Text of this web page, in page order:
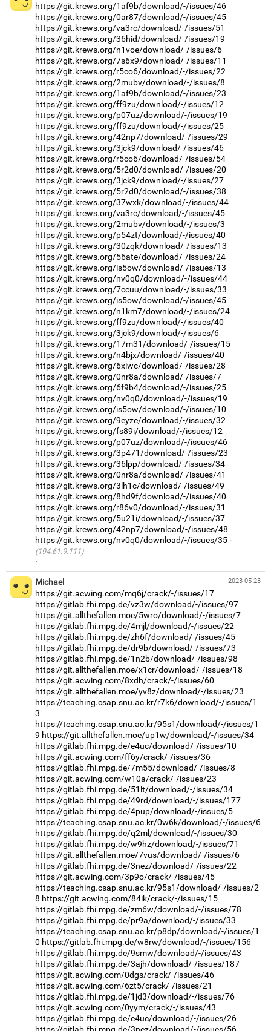
https://git.krews.org/1af9b/download/-/issues/46
https://git.krews.org/0ar87/download/-/issues/45
https://git.krews.org/va3rc/download/-/issues/51
https://git.krews.org/36hid/download/-/issues/19
https://git.krews.org/n1voe/download/-/issues/6
https://git.krews.org/7s6x9/download/-/issues/11
https://git.krews.org/r5co6/download/-/issues/22
https://git.krews.org/2mubv/download/-/issues/8
https://git.krews.org/1af9b/download/-/issues/23
https://git.krews.org/ff9zu/download/-/issues/12
https://git.krews.org/p07uz/download/-/issues/19
https://git.krews.org/ff9zu/download/-/issues/25
https://git.krews.org/42np7/download/-/issues/29
https://git.krews.org/3jck9/download/-/issues/46
https://git.krews.org/r5co6/download/-/issues/54
https://git.krews.org/5r2d0/download/-/issues/20
https://git.krews.org/3jck9/download/-/issues/27
https://git.krews.org/5r2d0/download/-/issues/38
https://git.krews.org/37wxk/download/-/issues/44
https://git.krews.org/va3rc/download/-/issues/45
https://git.krews.org/2mubv/download/-/issues/3
https://git.krews.org/p54zt/download/-/issues/40
https://git.krews.org/30zqk/download/-/issues/13
https://git.krews.org/56ate/download/-/issues/24
https://git.krews.org/is5ow/download/-/issues/13
https://git.krews.org/nv0q0/download/-/issues/44
https://git.krews.org/7ccuu/download/-/issues/33
https://git.krews.org/is5ow/download/-/issues/45
https://git.krews.org/n1km7/download/-/issues/24
https://git.krews.org/ff9zu/download/-/issues/40
https://git.krews.org/3jck9/download/-/issues/6
https://git.krews.org/17m31/download/-/issues/15
https://git.krews.org/n4bjx/download/-/issues/40
https://git.krews.org/6xiwc/download/-/issues/28
https://git.krews.org/0nr8a/download/-/issues/7
https://git.krews.org/6f9b4/download/-/issues/25
https://git.krews.org/nv0q0/download/-/issues/19
https://git.krews.org/is5ow/download/-/issues/10
https://git.krews.org/9eyze/download/-/issues/32
https://git.krews.org/fs89i/download/-/issues/12
https://git.krews.org/p07uz/download/-/issues/46
https://git.krews.org/3p471/download/-/issues/23
https://git.krews.org/36lpp/download/-/issues/34
https://git.krews.org/0nr8a/download/-/issues/41
https://git.krews.org/3lh1c/download/-/issues/49
https://git.krews.org/8hd9f/download/-/issues/40
https://git.krews.org/r86v0/download/-/issues/31
https://git.krews.org/5u21i/download/-/issues/37
https://git.krews.org/42np7/download/-/issues/48
https://git.krews.org/nv0q0/download/-/issues/35
(194.61.9.111)
·
2023-05-23
Michael
https://git.acwing.com/mq6j/crack/-/issues/17
https://gitlab.fhi.mpg.de/vz3w/download/-/issues/97
https://git.allthefallen.moe/5wro/download/-/issues/7
https://gitlab.fhi.mpg.de/4mjl/download/-/issues/22
https://gitlab.fhi.mpg.de/zh6f/download/-/issues/45
https://gitlab.fhi.mpg.de/dr9b/download/-/issues/73
https://gitlab.fhi.mpg.de/1n2b/download/-/issues/98
https://git.allthefallen.moe/x1cr/download/-/issues/18
https://git.acwing.com/8xdh/crack/-/issues/60
https://git.allthefallen.moe/yv8z/download/-/issues/23
https://teaching.csap.snu.ac.kr/r7k6/download/-/issues/1
3
https://teaching.csap.snu.ac.kr/95s1/download/-/issues/1
9 https://git.allthefallen.moe/up1w/download/-/issues/34
https://gitlab.fhi.mpg.de/e4uc/download/-/issues/10
https://git.acwing.com/ff6y/crack/-/issues/36
https://gitlab.fhi.mpg.de/7m55/download/-/issues/8
https://git.acwing.com/w10a/crack/-/issues/23
https://gitlab.fhi.mpg.de/51lt/download/-/issues/34
https://gitlab.fhi.mpg.de/49rd/download/-/issues/177
https://gitlab.fhi.mpg.de/4pup/download/-/issues/5
https://teaching.csap.snu.ac.kr/0w6k/download/-/issues/6
https://gitlab.fhi.mpg.de/q2ml/download/-/issues/30
https://gitlab.fhi.mpg.de/w9hz/download/-/issues/71
https://git.allthefallen.moe/7vus/download/-/issues/6
https://gitlab.fhi.mpg.de/3nez/download/-/issues/22
https://git.acwing.com/3p9o/crack/-/issues/45
https://teaching.csap.snu.ac.kr/95s1/download/-/issues/2
8 https://git.acwing.com/84ik/crack/-/issues/15
https://gitlab.fhi.mpg.de/zm6w/download/-/issues/78
https://gitlab.fhi.mpg.de/pr9a/download/-/issues/33
https://teaching.csap.snu.ac.kr/p8dp/download/-/issues/1
0 https://gitlab.fhi.mpg.de/w8rw/download/-/issues/156
https://gitlab.fhi.mpg.de/9smw/download/-/issues/43
https://gitlab.fhi.mpg.de/3ajh/download/-/issues/187
https://git.acwing.com/0dgs/crack/-/issues/46
https://git.acwing.com/6zt5/crack/-/issues/21
https://gitlab.fhi.mpg.de/1jd3/download/-/issues/76
https://git.acwing.com/0yym/crack/-/issues/43
https://gitlab.fhi.mpg.de/e4uc/download/-/issues/26
https://gitlab.fhi.mpg.de/3nez/download/-/issues/56